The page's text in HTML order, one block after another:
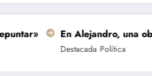
En Alejandro, una obra de $
Política